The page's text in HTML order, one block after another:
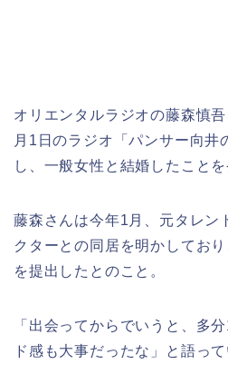
オリエンタルラジオの藤森慎
月1日のラジオ「パンサー向井
し、一般女性と結婚したことを
藤森さんは今年1月、元タレン
クターとの同居を明かしてお
を提出したとのこと。
「出会ってからでいうと、多
ド感も大事だったな」と語って